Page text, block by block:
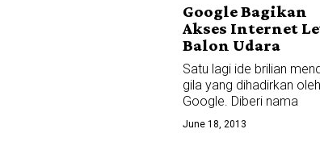
Google Bagikan
Akses Internet
Balon Udara
Satu lagi ide brilian
gila yang dihadirkan oleh
Google. Diberi nama
June 18, 2013